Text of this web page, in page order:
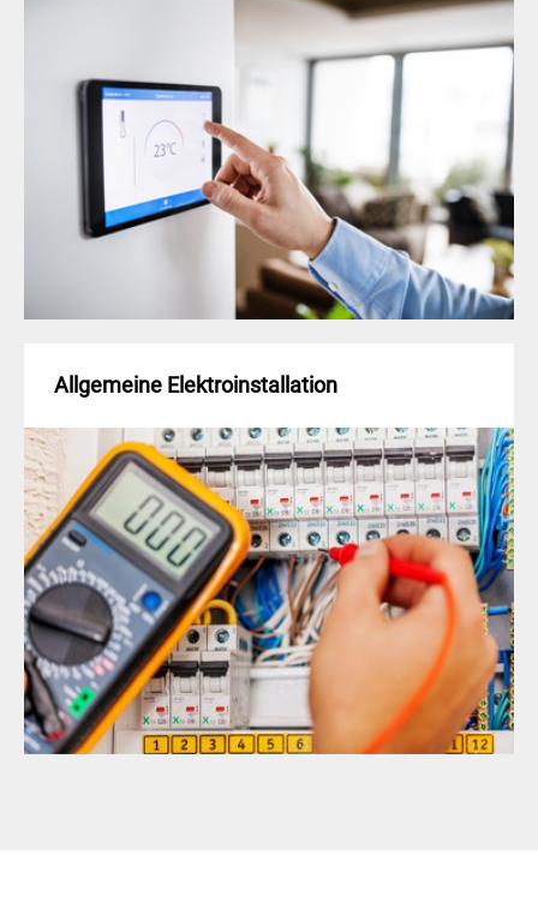
Allgemeine Elektroinstallation